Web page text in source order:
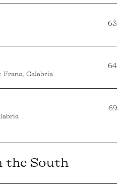
63
Franc, Calabria
64
69
the South